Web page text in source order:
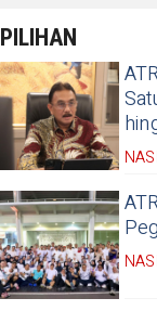
PILIHAN